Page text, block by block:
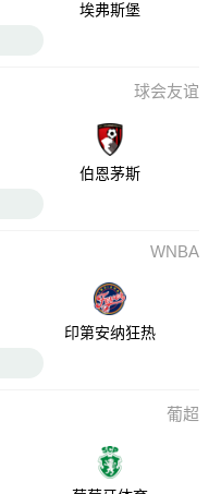
埃弗斯堡
球会友谊
伯恩茅斯
WNBA
印第安纳狂热
葡超